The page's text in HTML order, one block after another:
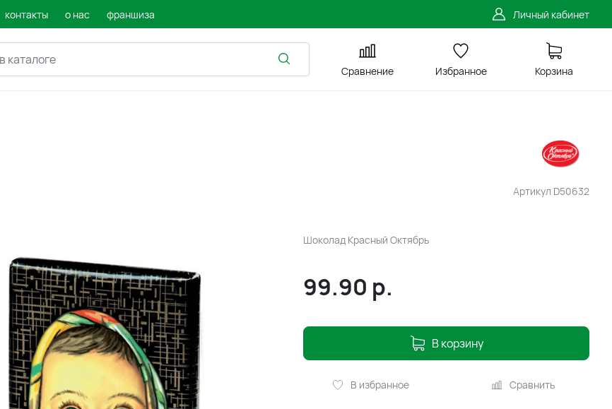
контакты о нас франшиза Личный кабинет
Сравнение Избранное Корзина
Артикул D50632
Шоколад Красный Октябрь
99.90 р.
В корзину
В избранное Сравнить